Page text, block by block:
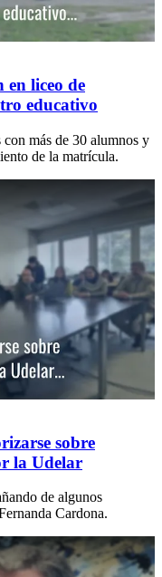
en liceo de
educativo
con más de 30 alumnos y
de la matrícula.
visitó el CURE para
sobre
la Udelar
de algunos
Cardona.